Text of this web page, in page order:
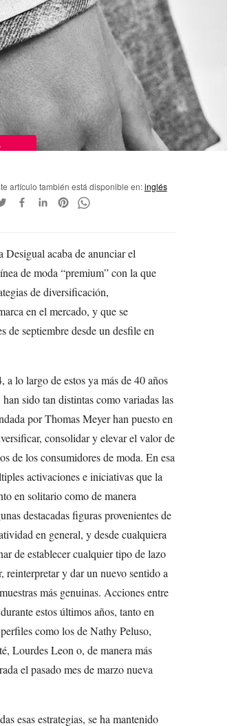
artículo también está disponible en:inglés
acaba de anunciar el
de moda “premium” con la que
de diversificación,
en el mercado, y que se
de septiembre desde un desfile en
lo largo de estos ya más de 40 años
sido tan distintas como variadas las
por Thomas Meyer han puesto en
consolidar y elevar el valor de
de los consumidores de moda. En esa
activaciones e iniciativas que la
en solitario como de manera
destacadas figuras provenientes de
en general, y desde cualquiera
de establecer cualquier tipo de lazo
reinterpretar y dar un nuevo sentido a
más genuinas. Acciones entre
estos últimos años, tanto en
como los de Nathy Peluso,
Lourdes Leon o, de manera más
el pasado mes de marzo nueva
esas estrategias, se ha mantenido